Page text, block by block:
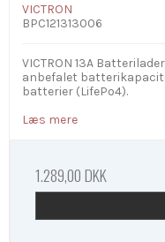
VICTRON
BPC121313006
VICTRON 13A
anbefalet
batterier (LifePo4).
Læs mere
1.289,00 DKK